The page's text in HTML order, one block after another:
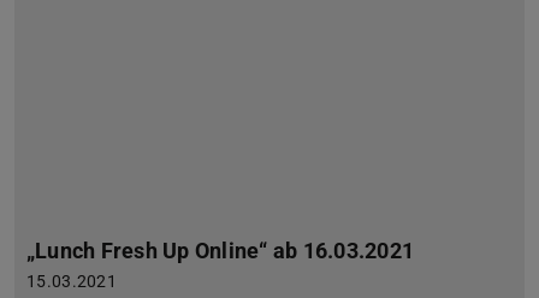
„Lunch Fresh Up Online“ ab 16.03.2021
15.03.2021